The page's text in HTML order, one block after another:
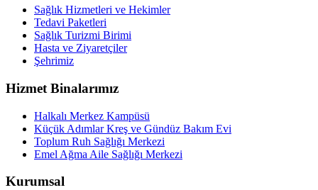
Sağlık Hizmetleri ve Hekimler
Tedavi Paketleri
Sağlık Turizmi Birimi
Hasta ve Ziyaretçiler
Şehrimiz
Hizmet Binalarımız
Halkalı Merkez Kampüsü
Küçük Adımlar Kreş ve Gündüz Bakım Evi
Toplum Ruh Sağlığı Merkezi
Emel Ağma Aile Sağlığı Merkezi
Kurumsal